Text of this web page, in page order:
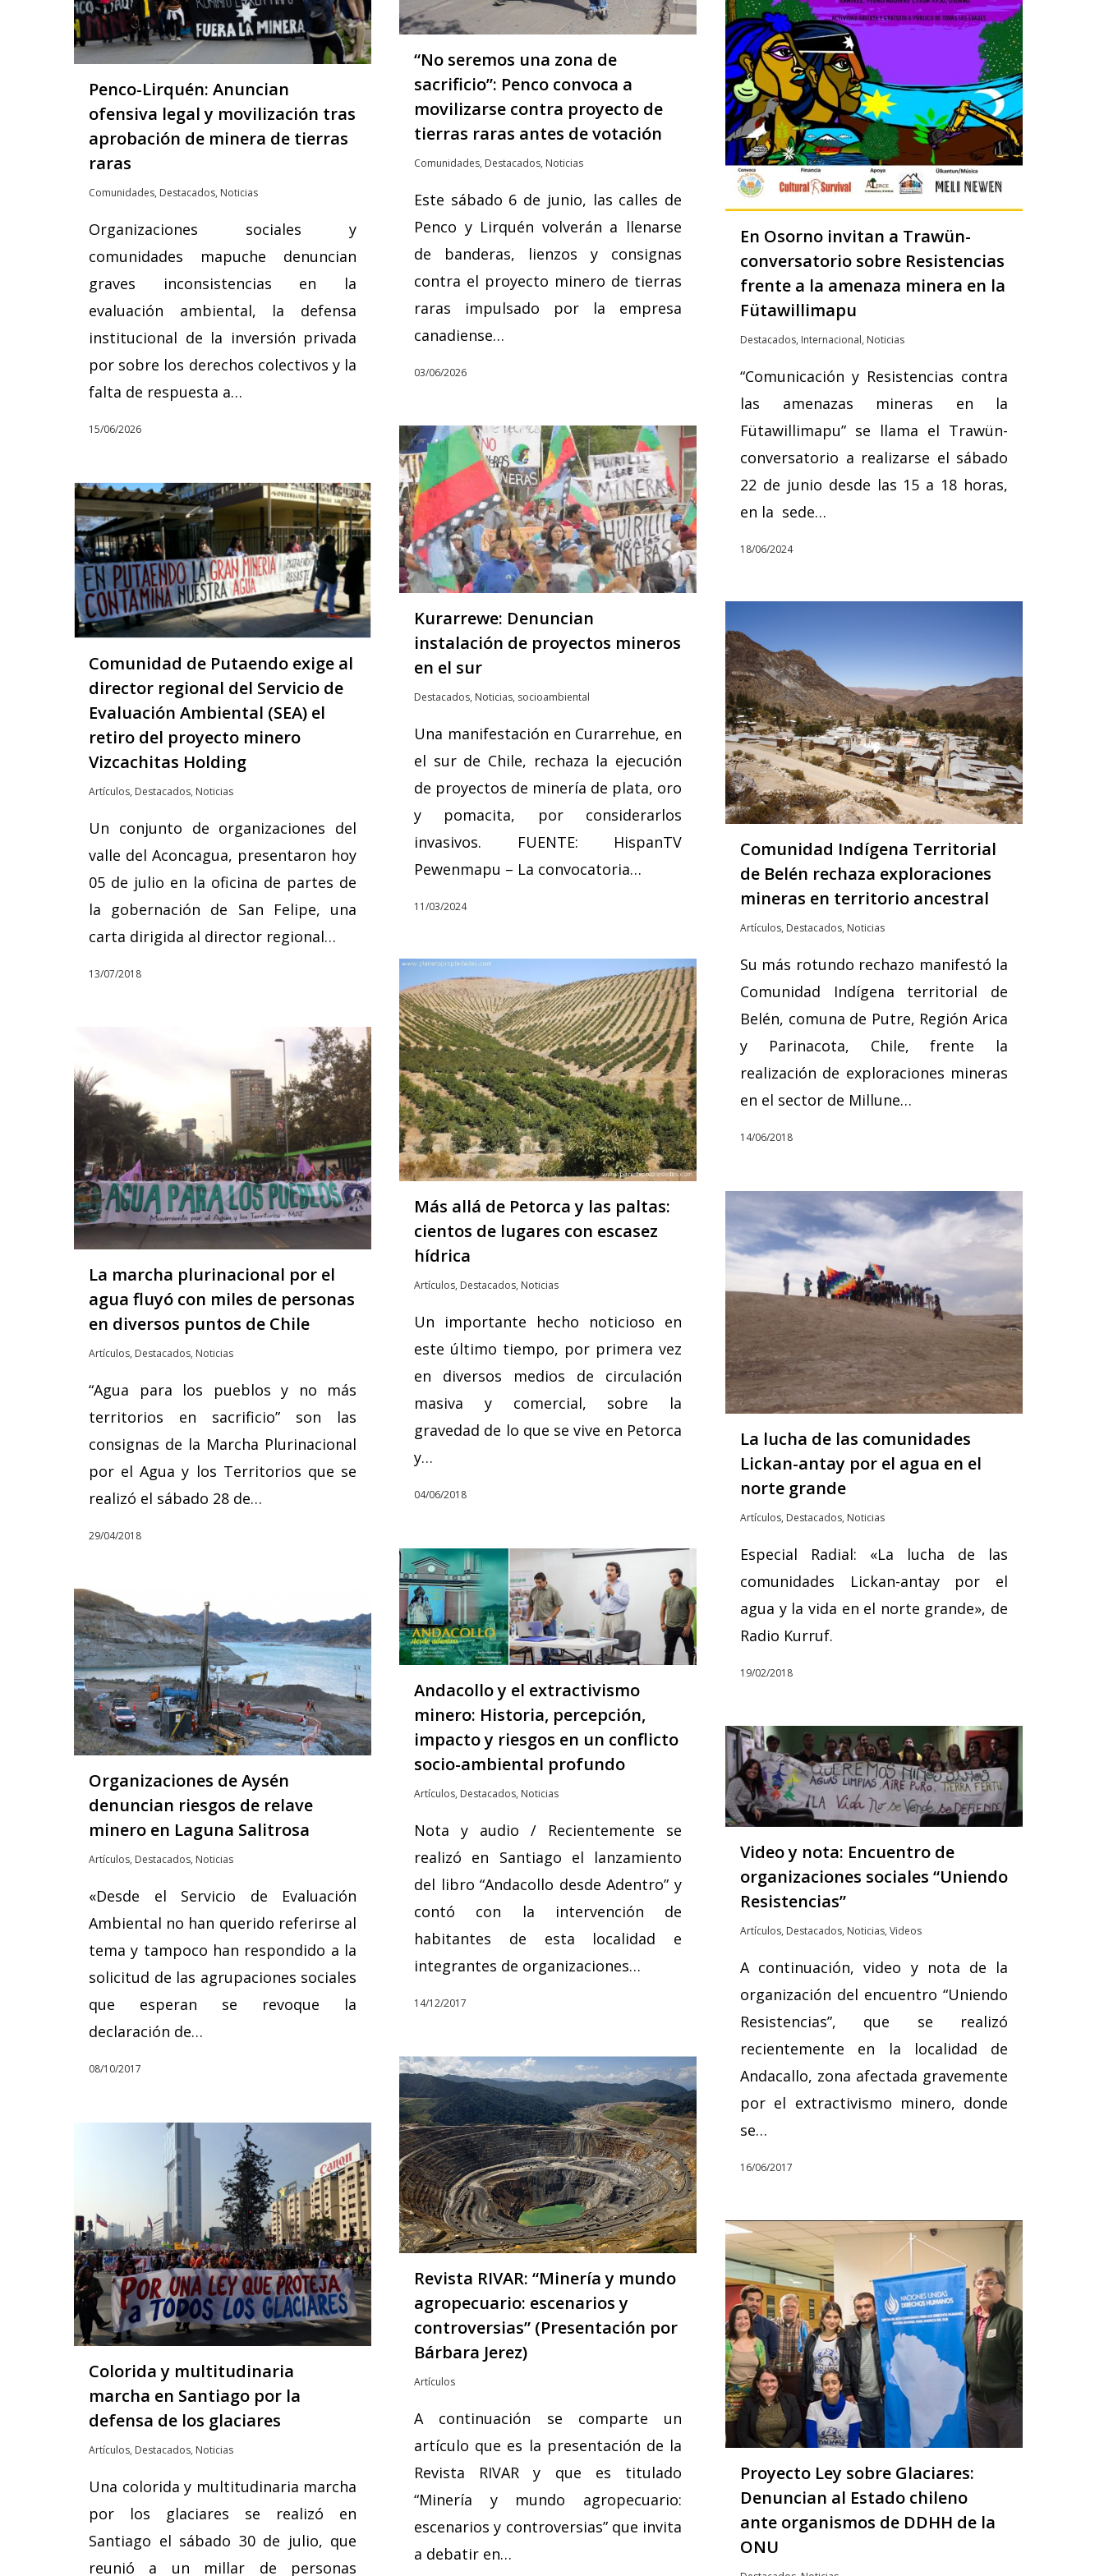
Penco-Lirquén: Anuncian
ofensiva legal y movilización tras
aprobación de minera de tierras
raras
Comunidades, Destacados, Noticias
Organizaciones sociales y
comunidades mapuche denuncian
graves inconsistencias en la
evaluación ambiental, la defensa
institucional de la inversión privada
por sobre los derechos colectivos y la
falta de respuesta a…
15/06/2026
“No seremos una zona de
sacrificio”: Penco convoca a
movilizarse contra proyecto de
tierras raras antes de votación
Comunidades, Destacados, Noticias
Este sábado 6 de junio, las calles de
Penco y Lirquén volverán a llenarse
de banderas, lienzos y consignas
contra el proyecto minero de tierras
raras impulsado por la empresa
canadiense…
03/06/2026
En Osorno invitan a Trawün-
conversatorio sobre Resistencias
frente a la amenaza minera en la
Fütawillimapu
Destacados, Internacional, Noticias
“Comunicación y Resistencias contra
las amenazas mineras en la
Fütawillimapu” se llama el Trawün-
conversatorio a realizarse el sábado
22 de junio desde las 15 a 18 horas,
en la sede…
18/06/2024
Kurarrewe: Denuncian
instalación de proyectos mineros
en el sur
Destacados, Noticias, socioambiental
Una manifestación en Curarrehue, en
el sur de Chile, rechaza la ejecución
de proyectos de minería de plata, oro
y pomacita, por considerarlos
invasivos. FUENTE: HispanTV
Pewenmapu – La convocatoria…
11/03/2024
Comunidad de Putaendo exige al
director regional del Servicio de
Evaluación Ambiental (SEA) el
retiro del proyecto minero
Vizcachitas Holding
Artículos, Destacados, Noticias
Un conjunto de organizaciones del
valle del Aconcagua, presentaron hoy
05 de julio en la oficina de partes de
la gobernación de San Felipe, una
carta dirigida al director regional…
13/07/2018
Comunidad Indígena Territorial
de Belén rechaza exploraciones
mineras en territorio ancestral
Artículos, Destacados, Noticias
Su más rotundo rechazo manifestó la
Comunidad Indígena territorial de
Belén, comuna de Putre, Región Arica
y Parinacota, Chile, frente la
realización de exploraciones mineras
en el sector de Millune…
14/06/2018
Más allá de Petorca y las paltas:
cientos de lugares con escasez
hídrica
Artículos, Destacados, Noticias
Un importante hecho noticioso en
este último tiempo, por primera vez
en diversos medios de circulación
masiva y comercial, sobre la
gravedad de lo que se vive en Petorca
y…
04/06/2018
La marcha plurinacional por el
agua fluyó con miles de personas
en diversos puntos de Chile
Artículos, Destacados, Noticias
“Agua para los pueblos y no más
territorios en sacrificio” son las
consignas de la Marcha Plurinacional
por el Agua y los Territorios que se
realizó el sábado 28 de…
29/04/2018
La lucha de las comunidades
Lickan-antay por el agua en el
norte grande
Artículos, Destacados, Noticias
Especial Radial: «La lucha de las
comunidades Lickan-antay por el
agua y la vida en el norte grande», de
Radio Kurruf.
19/02/2018
Andacollo y el extractivismo
minero: Historia, percepción,
impacto y riesgos en un conflicto
socio-ambiental profundo
Artículos, Destacados, Noticias
Nota y audio / Recientemente se
realizó en Santiago el lanzamiento
del libro “Andacollo desde Adentro” y
contó con la intervención de
habitantes de esta localidad e
integrantes de organizaciones…
14/12/2017
Organizaciones de Aysén
denuncian riesgos de relave
minero en Laguna Salitrosa
Artículos, Destacados, Noticias
«Desde el Servicio de Evaluación
Ambiental no han querido referirse al
tema y tampoco han respondido a la
solicitud de las agrupaciones sociales
que esperan se revoque la
declaración de…
08/10/2017
Video y nota: Encuentro de
organizaciones sociales “Uniendo
Resistencias”
Artículos, Destacados, Noticias, Videos
A continuación, video y nota de la
organización del encuentro “Uniendo
Resistencias”, que se realizó
recientemente en la localidad de
Andacallo, zona afectada gravemente
por el extractivismo minero, donde
se…
16/06/2017
Revista RIVAR: “Minería y mundo
agropecuario: escenarios y
controversias” (Presentación por
Bárbara Jerez)
Artículos
A continuación se comparte un
artículo que es la presentación de la
Revista RIVAR y que es titulado
“Minería y mundo agropecuario:
escenarios y controversias” que invita
a debatir en…
Colorida y multitudinaria
marcha en Santiago por la
defensa de los glaciares
Artículos, Destacados, Noticias
Una colorida y multitudinaria marcha
por los glaciares se realizó en
Santiago el sábado 30 de julio, que
reunió a un millar de personas
Proyecto Ley sobre Glaciares:
Denuncian al Estado chileno
ante organismos de DDHH de la
ONU